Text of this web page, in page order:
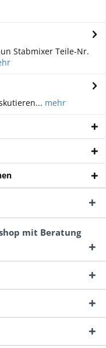
Stabmixer Teile-Nr.
mehr
mit Beratung